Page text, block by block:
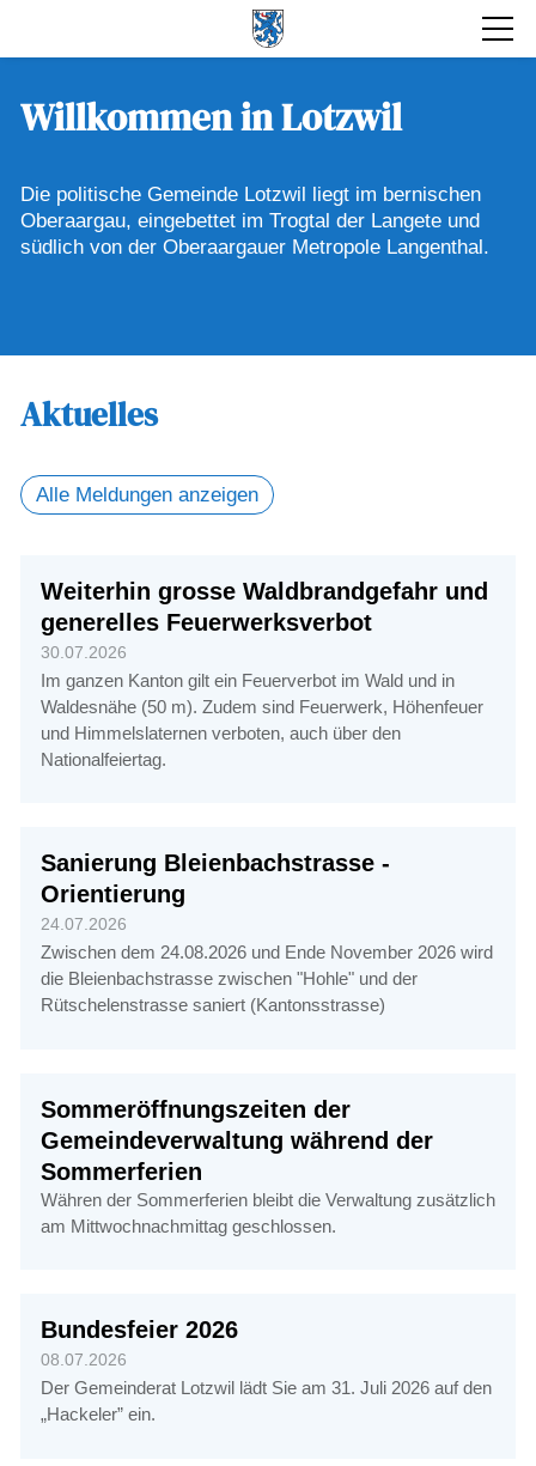
Willkommen in Lotzwil
Die politische Gemeinde Lotzwil liegt im bernischen
Oberaargau, eingebettet im Trogtal der Langete und
südlich von der Oberaargauer Metropole Langenthal.
Aktuelles
Alle Meldungen anzeigen
Weiterhin grosse Waldbrandgefahr und
generelles Feuerwerksverbot
30.07.2026
Im ganzen Kanton gilt ein Feuerverbot im Wald und in
Waldesnähe (50 m). Zudem sind Feuerwerk, Höhenfeuer
und Himmelslaternen verboten, auch über den
Nationalfeiertag.
Sanierung Bleienbachstrasse -
Orientierung
24.07.2026
Zwischen dem 24.08.2026 und Ende November 2026 wird
die Bleienbachstrasse zwischen "Hohle" und der
Rütschelenstrasse saniert (Kantonsstrasse)
Sommeröffnungszeiten der
Gemeindeverwaltung während der
Sommerferien
Währen der Sommerferien bleibt die Verwaltung zusätzlich
am Mittwochnachmittag geschlossen.
Bundesfeier 2026
08.07.2026
Der Gemeinderat Lotzwil lädt Sie am 31. Juli 2026 auf den
„Hackeler” ein.